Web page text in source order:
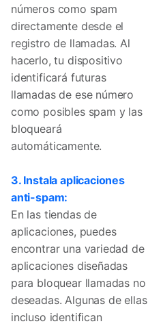
números como spam
directamente desde el
registro de llamadas. Al
hacerlo, tu dispositivo
identificará futuras
llamadas de ese número
como posibles spam y las
bloqueará
automáticamente.
3. Instala aplicaciones
anti-spam:
En las tiendas de
aplicaciones, puedes
encontrar una variedad de
aplicaciones diseñadas
para bloquear llamadas no
deseadas. Algunas de ellas
incluso identifican